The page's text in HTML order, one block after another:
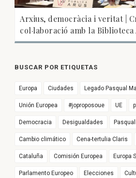
Arxius, democràcia i veritat |
col·laboració amb la Biblioteca
BUSCAR POR ETIQUETAS
Europa Ciudades Legado Pasqual
Unión Europea #joproposoue UE
Democracia Desigualdades Pasqual
Cambio climático Cena-tertulia Claris
Cataluña Comisión Europea Europa
Parlamento Europeo Elecciones